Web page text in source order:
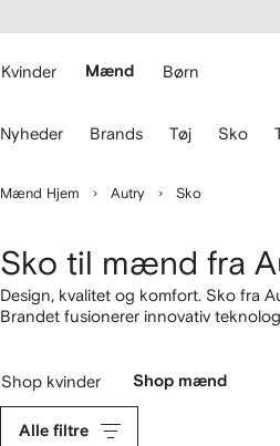
Kvinder Mænd Børn
Nyheder Brands Tøj Sko
Mænd Hjem Autry Sko
Sko til mænd fra
Design, kvalitet og komfort. Sko fra
Brandet fusionerer innovativ
Shop kvinder Shop mænd
Alle filtre